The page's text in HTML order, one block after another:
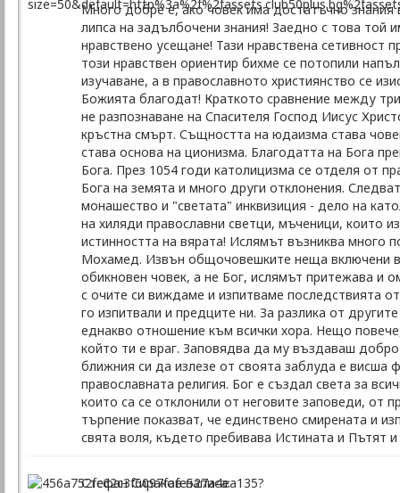
Много добре е, ако човек има достатъчно знания
липса на задълбочени знания! Заедно с това той
нравствено усещане! Тази нравствена сетивност
този нравствен ориентир бихме се потопили
изучаване, а в православното християнство се
Божията благодат! Краткото сравнение между
не разпознаване на Спасителя Господ Иисус
кръстна смърт. Същността на юдаизма става
става основа на ционизма. Благодатта на Бога
Бога. През 1054 годи католицизма се отделя от
Бога на земята и много други отклонения.
монашество и "светата" инквизиция - дело на
на хиляди православни светци, мъченици, които
истинността на вярата! Ислямът възниква много
Мохамед. Извън общочовешките неща включени в
обикновен човек, а не Бог, ислямът притежава и
с очите си виждаме и изпитваме последствията
го изпитвали и предците ни. За разлика от
еднакво отношение към всички хора. Нещо
който ти е враг. Заповядва да му въздаваш
ближния си да излезе от своята заблуда е
православната религия. Бог е създал света за
които са се отклонили от неговите заповеди, от
търпение показват, че единствено смирената и
свята воля, където пребивава Истината и Пътят
Стефан Сираков написа: